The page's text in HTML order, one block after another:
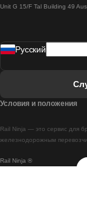
Unit G 15/F Tal Building 49
Rail Ninja ®
Rail Ninja — это сервис для
железнодорожным
Pусский
Условия и положения